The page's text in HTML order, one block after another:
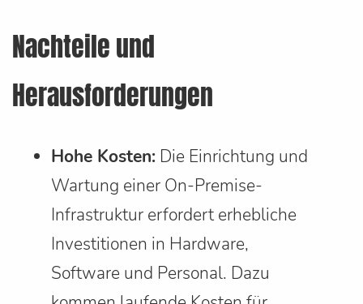
Nachteile und
Herausforderungen
Hohe Kosten: Die Einrichtung und
Wartung einer On-Premise-
Infrastruktur erfordert erhebliche
Investitionen in Hardware,
Software und Personal. Dazu